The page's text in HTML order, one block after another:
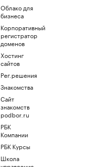
Облако для
бизнеса
Корпоративный
регистратор
доменов
Хостинг
сайтов
Рег.решения
Знакомства
Сайт
знакомств
podbor.ru
РБК
Компании
РБК Курсы
Школа